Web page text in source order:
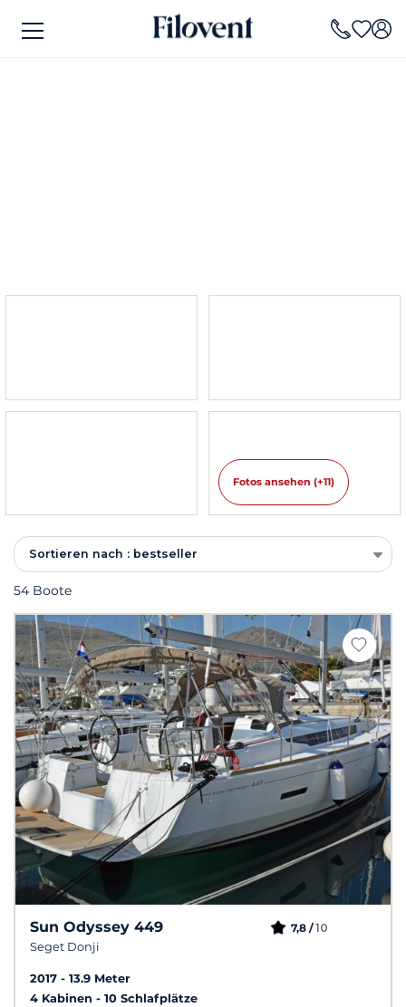
Fotos ansehen (+11)
Sortieren nach : bestseller
54 Boote
Sun Odyssey 449
Seget Donji
7,8 /10
2017
13.9 Meter
4 Kabinen
10 Schlafplätze